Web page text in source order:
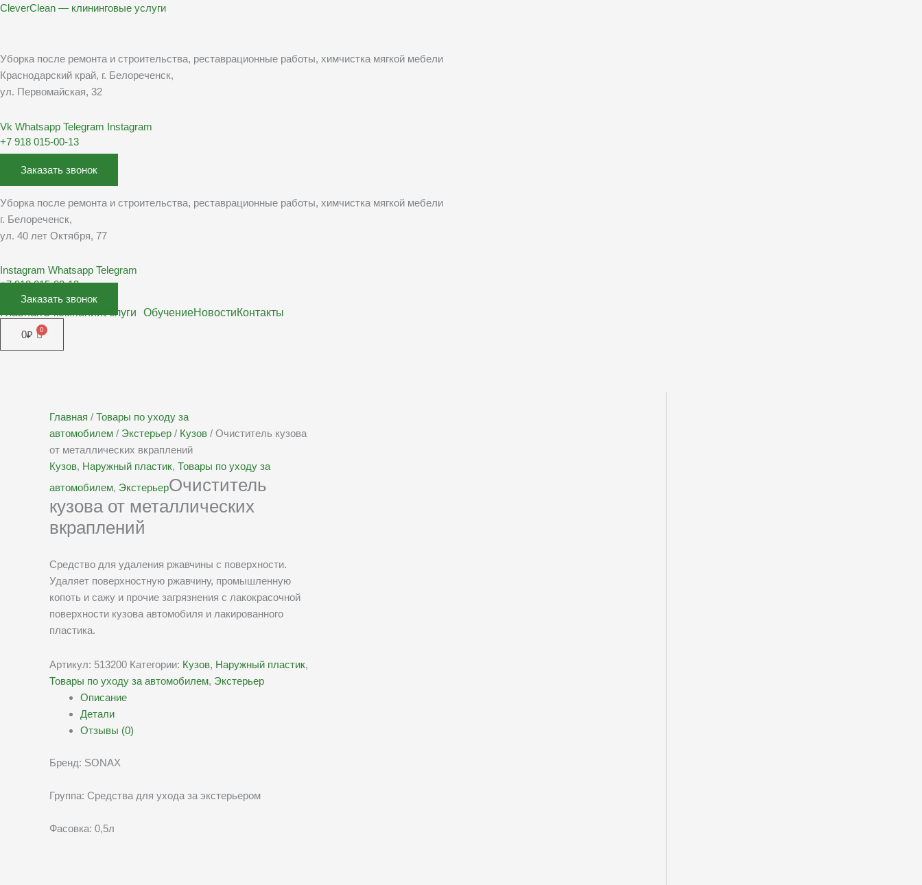
Перейти
CleverClean — клининговые услуги
Уборка после ремонта и строительства, реставрационные работы, химчистка мягкой мебели
Краснодарский край, г. Белореченск,
ул. Первомайская, 32
Vk Whatsapp Telegram Instagram
+7 918 015-00-13
Заказать звонок
Уборка после ремонта и строительства, реставрационные работы, химчистка мягкой мебели
г. Белореченск,
ул. 40 лет Октября, 77
Instagram Whatsapp Telegram
+7 918 015-00-13
Заказать звонок
ГлавнаяО компанииУслуги ОбучениеНовостиКонтакты
0₽
Главная / Товары по уходу за
автомобилем / Экстерьер / Кузов / Очиститель кузова
от металлических вкраплений
Кузов, Наружный пластик, Товары по уходу за
автомобилем, ЭкстерьерОчиститель
кузова от металлических
вкраплений
Средство для удаления ржавчины с поверхности.
Удаляет поверхностную ржавчину, промышленную
копоть и сажу и прочие загрязнения с лакокрасочной
поверхности кузова автомобиля и лакированного
пластика.
Артикул: 513200 Категории: Кузов, Наружный пластик,
Товары по уходу за автомобилем, Экстерьер
Описание
Детали
Отзывы (0)
Бренд: SONAX
Группа: Средства для ухода за экстерьером
Фасовка: 0,5л